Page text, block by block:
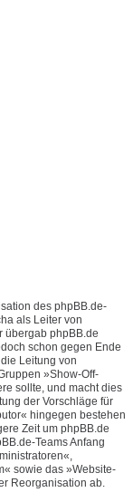
des phpBB.de-
als Leiter von
übergab phpBB.de
schon gegen Ende
Leitung von
»Show-Off-
sollte, und macht dies
der Vorschläge für
hingegen bestehen
Zeit um phpBB.de
Teams Anfang
sowie das »Website-
Reorganisation ab.